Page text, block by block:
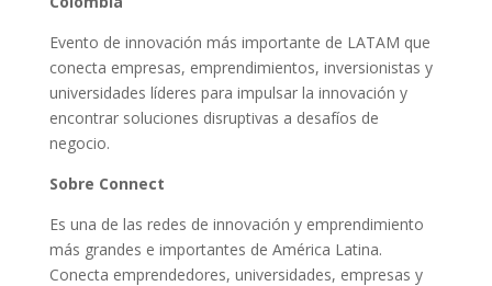
Evento de innovación más importante de LATAM que
conecta empresas, emprendimientos, inversionistas y
universidades líderes para impulsar la innovación y
encontrar soluciones disruptivas a desafíos de
negocio.
Sobre Connect
Es una de las redes de innovación y emprendimiento
más grandes e importantes de América Latina.
Conecta emprendedores, universidades, empresas y